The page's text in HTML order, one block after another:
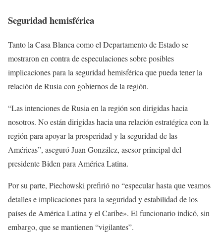
Seguridad hemisférica
Tanto la Casa Blanca como el Departamento de Estado se
mostraron en contra de especulaciones sobre posibles
implicaciones para la seguridad hemisférica que pueda tener la
relación de Rusia con gobiernos de la región.
“Las intenciones de Rusia en la región son dirigidas hacia
nosotros. No están dirigidas hacia una relación estratégica con la
región para apoyar la prosperidad y la seguridad de las
Américas”, aseguró Juan González, asesor principal del
presidente Biden para América Latina.
Por su parte, Piechowski prefirió no “especular hasta que veamos
detalles e implicaciones para la seguridad y estabilidad de los
países de América Latina y el Caribe». El funcionario indicó, sin
embargo, que se mantienen “vigilantes”.